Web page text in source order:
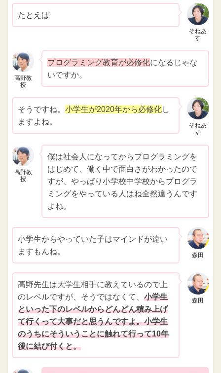
そねあ
す
たとえば
高野教
授
プログラミング教育が必修化になるじゃな
いですか。
そねあ
す
そうですね。小学生が2020年から必修化し
ますよね。
高野教
授
僕は社会人になってからプログラミングを
はじめて、働く中で面白さがわかったので
すが、やっぱり小学校中学校からプログラ
ミングをやっている人はね全然違うんです
よね。
森田
小学生からやっていた子はマインドが違い
ますもんね。
森田
高野先生は大学生相手に教えているので上
のレベルですが、そうではなくて、小学生
といった下のレベルからどんどん積み上げ
て行くって大事だと思うんですよ。小学生
のうちにそういうことに触れて行って10年
後に結び付くと。